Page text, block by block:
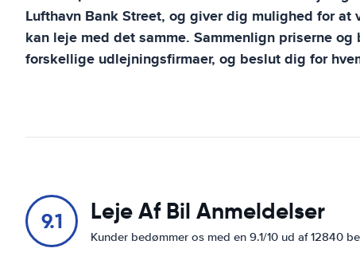
Lufthavn Bank Street, og giver dig mulighed for at
kan leje med det samme. Sammenlign priserne
forskellige udlejningsfirmaer, og beslut dig for
9.1 Leje Af Bil Anmeldelser
Kunder bedømmer os med en 9.1/10 ud af 12840